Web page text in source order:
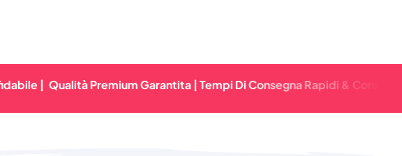
Qualità Premium Garantita | Tempi Di Consegna Rapidi & Consegna